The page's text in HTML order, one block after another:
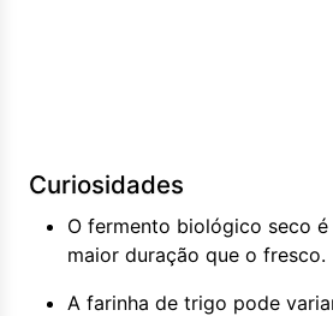
Curiosidades
O fermento biológico seco
maior duração que o fresco.
A farinha de trigo pode